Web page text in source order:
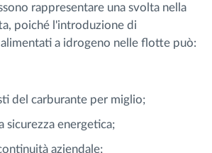
rappresentare una svolta nella
poiché l'introduzione di
a idrogeno nelle flotte può:
del carburante per miglio;
sicurezza energetica;
aziendale;